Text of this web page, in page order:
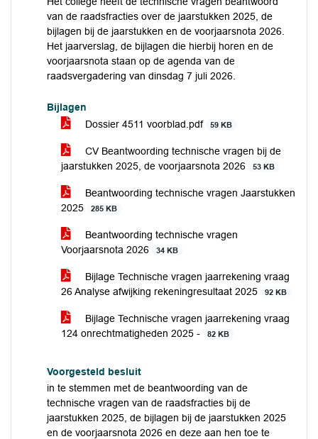
van de raadsfracties over de jaarstukken 2025, de
bijlagen bij de jaarstukken en de voorjaarsnota 2026.
Het jaarverslag, de bijlagen die hierbij horen en de
voorjaarsnota staan op de agenda van de
raadsvergadering van dinsdag 7 juli 2026.
Bijlagen
Dossier 4511 voorblad.pdf
59 KB
CV Beantwoording technische vragen bij de
jaarstukken 2025, de voorjaarsnota 2026
53 KB
Beantwoording technische vragen Jaarstukken
2025
285 KB
Beantwoording technische vragen
Voorjaarsnota 2026
34 KB
Bijlage Technische vragen jaarrekening vraag
26 Analyse afwijking rekeningresultaat 2025
92 KB
Bijlage Technische vragen jaarrekening vraag
124 onrechtmatigheden 2025 -
82 KB
Voorgesteld besluit
in te stemmen met de beantwoording van de
technische vragen van de raadsfracties bij de
jaarstukken 2025, de bijlagen bij de jaarstukken 2025
en de voorjaarsnota 2026 en deze aan hen toe te